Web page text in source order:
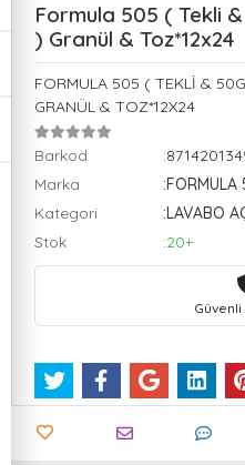
Formula 505 ( Tekli
) Granül & Toz*12x24
FORMULA 505 ( TEKLİ &
GRANÜL & TOZ*12X24
Barkod
Marka
:FORMULA
Kategori
:LAVABO
Stok
:20+
Güvenli